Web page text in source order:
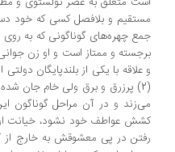
و بلافصل کسی که خود
چهره‌های گوناگونی که به روی صحنه
و ممتاز است و او زن جوانی از
با یکی از بلندپایگان دولتی
(2) پرزرق و برق ولی خام جان شده
و در آن مراحل گوناگون این عشق-
عواطف خود نشود، خیانت او به
در پی معشوقش به خارج از کشور و